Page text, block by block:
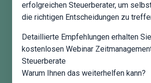
erfolgreichen Steuerberater, um
die richtigen Entscheidungen zu
Detaillierte Empfehlungen erhalten
kostenlosen Webinar
Steuerberate
Warum Ihnen das weiterhelfen kann?